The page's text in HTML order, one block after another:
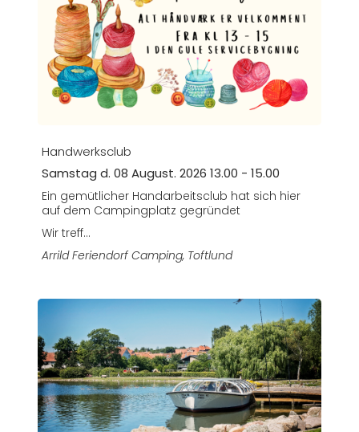
Handwerksclub
Samstag d. 08 August. 2026 13.00 - 15.00
Ein gemütlicher Handarbeitsclub hat sich hier
auf dem Campingplatz gegründet
Wir treff...
Arrild Feriendorf Camping, Toftlund